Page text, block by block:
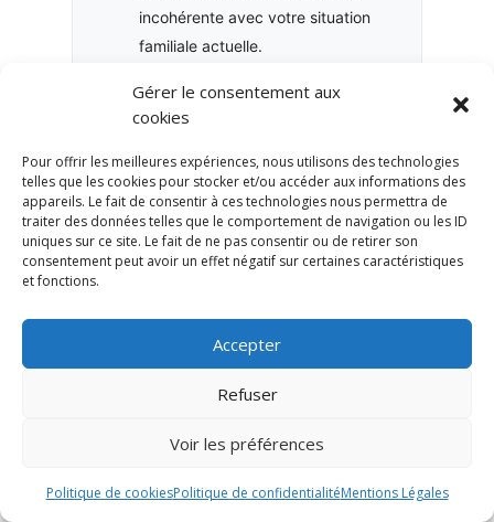
Gérer le consentement aux
cookies
Pour offrir les meilleures expériences, nous utilisons des technologies
telles que les cookies pour stocker et/ou accéder aux informations des
appareils. Le fait de consentir à ces technologies nous permettra de
traiter des données telles que le comportement de navigation ou les ID
uniques sur ce site. Le fait de ne pas consentir ou de retirer son
consentement peut avoir un effet négatif sur certaines caractéristiques
et fonctions.
Accepter
Refuser
Voir les préférences
Politique de cookiesPolitique de confidentialitéMentions Légales
incohérente avec votre situation
familiale actuelle.
Le contrat est-il cohérent avec
votre patrimoine global ?
L’assurance-vie doit être analysée
avec l’épargne, l’immobilier, la
retraite, la fiscalité et la
transmission.
Ces questions permettent de passer
d’une logique de détention passive à
C’est souvent à ce moment que l’on
découvre qu’un contrat apparemment